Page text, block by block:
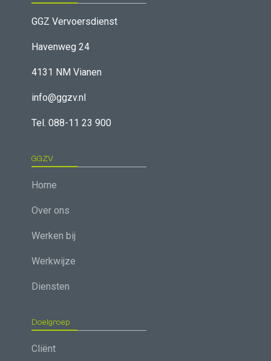
GGZ Vervoersdienst
Havenweg 24
4131 NM Vianen
info@ggzv.nl
Tel. 088-11 23 900
GGZV
Home
Over ons
Werken bij
Werkwijze
Diensten
Doelgroep
Cliënt